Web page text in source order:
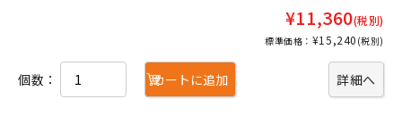
¥11,360(税別)
標準価格： ¥15,240 (税別)
詳細へ
個数： カートに追加